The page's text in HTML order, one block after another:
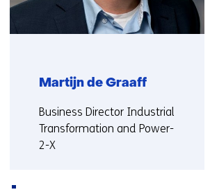
Martijn de Graaff
Functie:
Business Director Industrial
Transformation and Power-
2-X